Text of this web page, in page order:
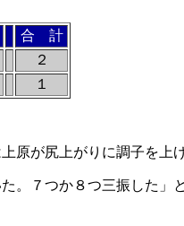
合 計
２
１
が尻上がりに調子を上
７つか８つ三振した」